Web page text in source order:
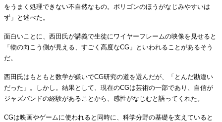
をうまく処理できない不自然なもの。ポリゴンのほうがなじみやすいは
ず」と述べた。
面白いことに、西田氏が講義で生徒にワイヤーフレームの映像を見せると
「物の向こう側が見える、すごく高度なCG」といわれることがあるそう
だ。
西田氏はもともと数学が嫌いでCG研究の道を選んだが、「とんだ勘違い
だった」。しかし。結果として、現在のCGは芸術の一部であり、自信が
ジャズバンドの経験があることから、感性がなじむと語ってくれた。
CGは映画やゲームに使われると同時に、科学分野の基礎を支えていると